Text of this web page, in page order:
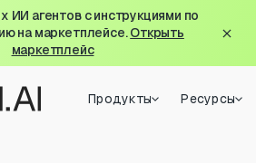
ИИ агентов с инструкциями по
на маркетплейсе.Открыть
маркетплейс
Продукты Ресурсы